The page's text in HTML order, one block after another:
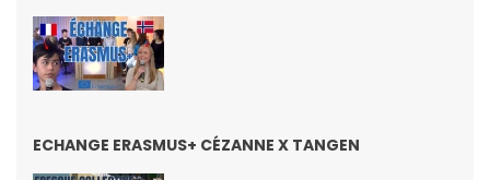
ECHANGE ERASMUS+ CÉZANNE X TANGEN